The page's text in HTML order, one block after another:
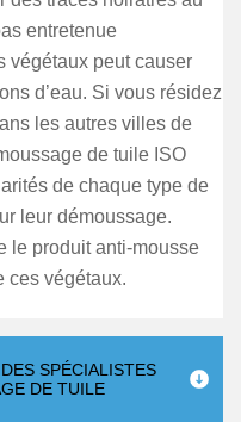
entretenue
végétaux peut causer
d’eau. Si vous résidez
les autres villes de
de tuile ISO
de chaque type de
leur démoussage.
le produit anti-mousse
ces végétaux.
SPÉCIALISTES
DE TUILE